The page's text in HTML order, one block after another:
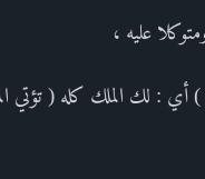
عليه ،
) أي : لك الملك كله ( تؤتي